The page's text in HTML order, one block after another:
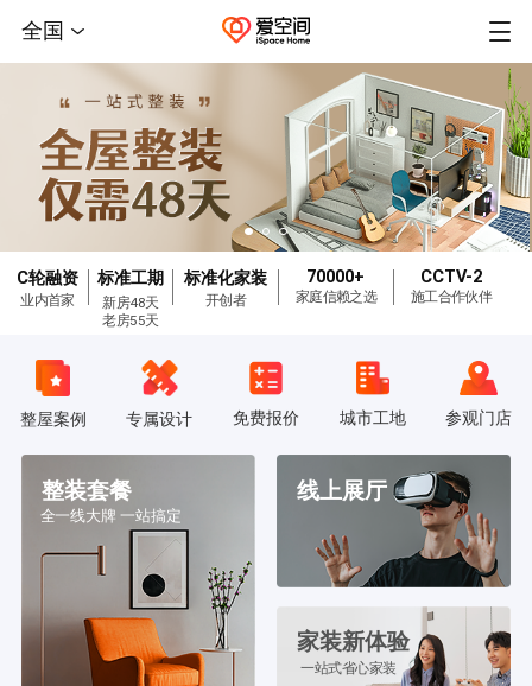
全国
C轮融资
业内首家
标准工期
新房48天
老房55天
标准化家装
开创者
70000+
家庭信赖之选
CCTV-2
施工合作伙伴
整屋案例 专属设计 免费报价 城市工地 参观门店
整装套餐
全一线大牌 一站搞定
线上展厅
家装新体验
一站式省心家装